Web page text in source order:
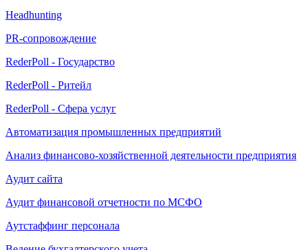
Headhunting
PR-сопровождение
RederPoll - Государство
RederPoll - Ритейл
RederPoll - Сфера услуг
Автоматизация промышленных предприятий
Анализ финансово-хозяйственной деятельности предприятия
Аудит сайта
Аудит финансовой отчетности по МСФО
Аутстаффинг персонала